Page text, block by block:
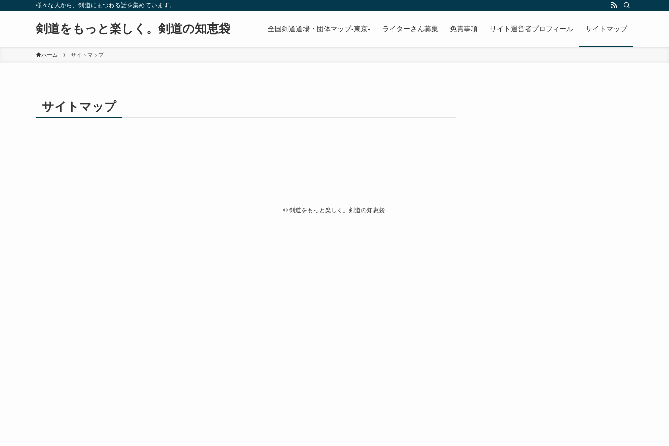
様々な人から、剣道にまつわる話を集めています。
剣道をもっと楽しく。剣道の知恵袋 全国剣道道場・団体マップ-東京- ライターさん募集 免責事項 サイト運営者プロフィール サイトマップ
ホーム サイトマップ
サイトマップ
©剣道をもっと楽しく。剣道の知恵袋.